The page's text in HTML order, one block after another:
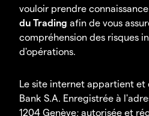
vouloir prendre
du Trading afin de vous
compréhension des risques
d'opérations.
Le site internet appartient et
Bank S.A. Enregistrée à
1204 Genève; autorisée et